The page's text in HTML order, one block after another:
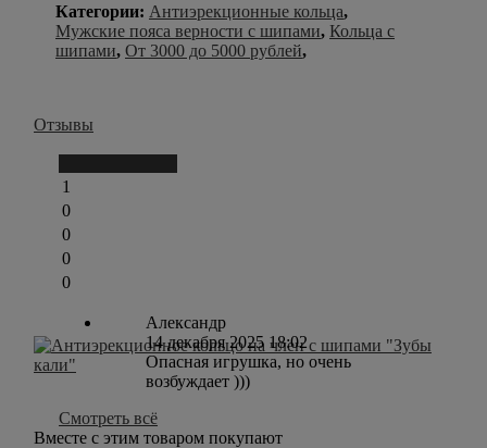
Категории: Антиэрекционные кольца,
Мужские пояса верности с шипами, Кольца с
шипами, От 3000 до 5000 рублей,
Отзывы
1
0
0
0
0
Александр
14 декабря 2025 18:02
Опасная игрушка, но очень
возбуждает )))
Смотреть всё
Вместе с этим товаром покупают